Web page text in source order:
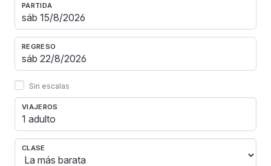
PARTIDA
REGRESO
Sin escalas
VIAJEROS
1 adulto
CLASE